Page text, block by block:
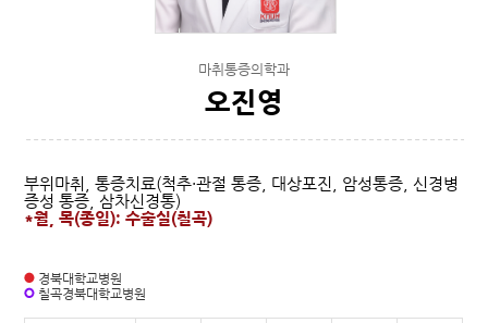
마취통증의학과
오진영
부위마취, 통증치료(척추·관절 통증, 대상포진, 암성통증, 신경병
증성 통증, 삼차신경통)
*월, 목(종일): 수술실(칠곡)
경북대학교병원
칠곡경북대학교병원